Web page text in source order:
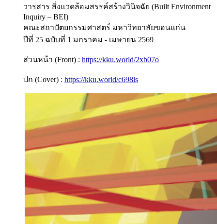
วารสาร สิ่งแวดล้อมสรรค์สร้างวินิจฉัย (Built Environment
Inquiry – BEI)
คณะสถาปัตยกรรมศาสตร์ มหาวิทยาลัยขอนแก่น
ปีที่ 25 ฉบับที่ 1 มกราคม - เมษายน 2569
ส่วนหน้า (Front) : https://kku.world/2xb07o
ปก (Cover) : https://kku.world/c698ls